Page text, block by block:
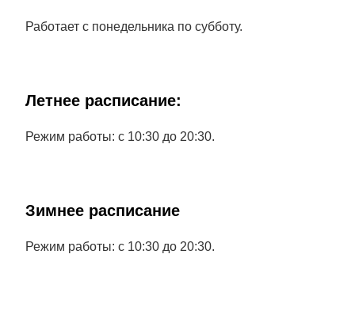
Работает с понедельника по субботу.
Летнее расписание:
Режим работы: с 10:30 до 20:30.
Зимнее расписание
Режим работы: с 10:30 до 20:30.